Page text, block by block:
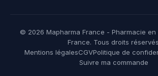
© 2026 Mapharma France - Pharmacie en
France. Tous droits
Mentions légalesCGVPolitique de
Suivre ma commande